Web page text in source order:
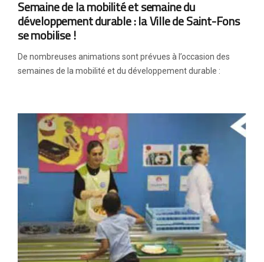
Semaine de la mobilité et semaine du
développement durable : la Ville de Saint-Fons
se mobilise !
De nombreuses animations sont prévues à l’occasion des
semaines de la mobilité et du développement durable :